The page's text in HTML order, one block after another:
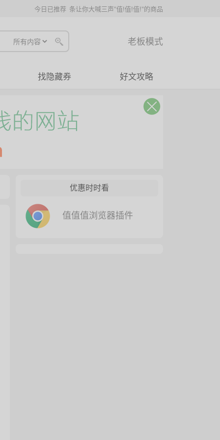
今日已推荐 条让你大喊三声"值!值!值!"的商品
老板模式
找隐藏券 好文攻略
优惠时时看
值值值浏览器插件